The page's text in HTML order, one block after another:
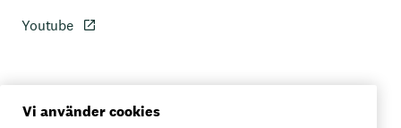
Youtube
Personuppgiftspolicy
Vi använder cookies